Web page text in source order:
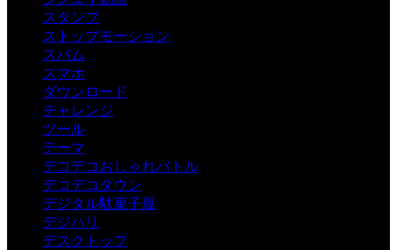
スタンプ
ストップモーション
スパム
スマホ
ダウンロード
チャレンジ
ツール
テーマ
デコデコおしゃれバトル
デコデコタウン
デジタル駄菓子屋
デジハリ
デスクトップ